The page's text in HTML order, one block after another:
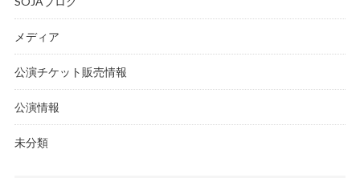
メディア
公演チケット販売情報
公演情報
未分類